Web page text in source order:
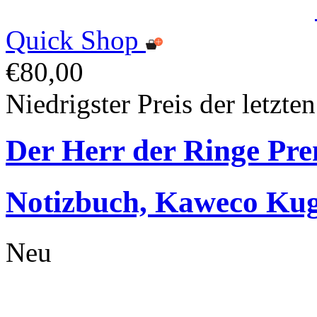
Quick Shop
€80,00
Niedrigster Preis der
Der Herr der Ringe
Notizbuch, Kaweco
Neu